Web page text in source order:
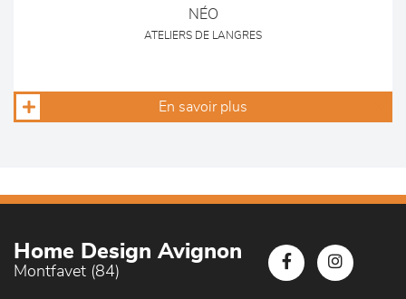
NÉO
ATELIERS DE LANGRES
En savoir plus
Home Design Avignon
Montfavet (84)